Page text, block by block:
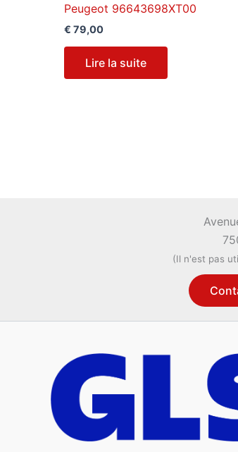
Peugeot 96643698XT00
€ 79,00
Lire la suite
(Il n'est pas